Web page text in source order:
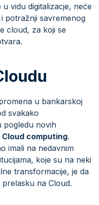
vidu digitalizacje, neće
potražnji savremenog
cloud, za koji se
u bankarskoj
svakako
pogledu novih
Cloud computing.
imali na nedavnim
koje su na neki
transformacije, je da
na Cloud.